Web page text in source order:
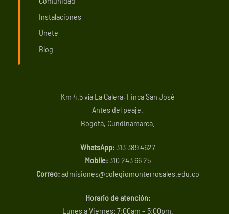
Instalaciones
Únete
Blog
Km 4.5 vía La Calera, Finca San José
Antes del peaje.
Bogotá, Cundinamarca.
WhatsApp:313 389 4627
Mobile:310 243 66 25
Correo:admisiones@colegiomonterrosales.edu.co
Horario de atención:
Lunes a Viernes: 7:00am – 5:00pm.